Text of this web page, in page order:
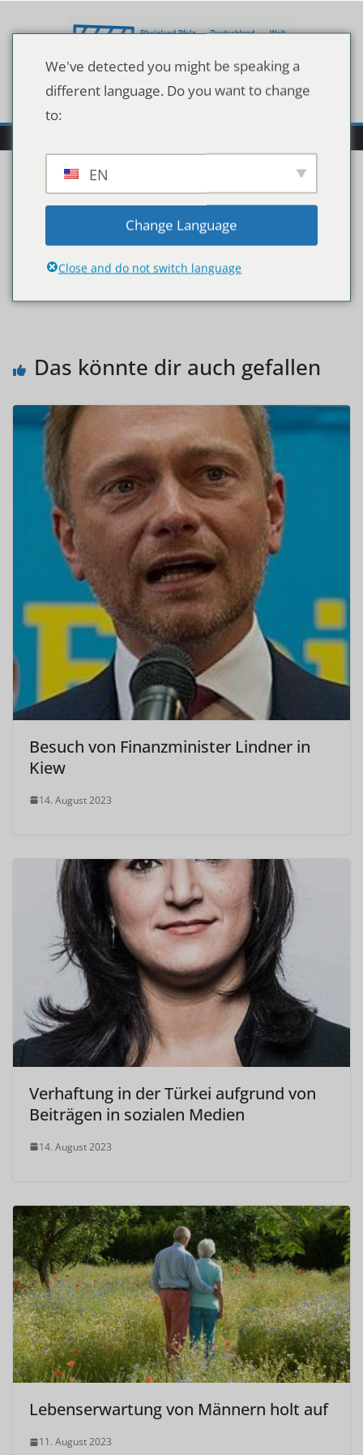
Inhalt
128576154
Das könnte dir auch gefallen
Besuch von Finanzminister Lindner in
Kiew
14. August 2023
Verhaftung in der Türkei aufgrund von
Beiträgen in sozialen Medien
14. August 2023
Lebenserwartung von Männern holt auf
11. August 2023
We've detected you might be speaking a
different language. Do you want to change
to:
EN
Change Language
Close and do not switch language